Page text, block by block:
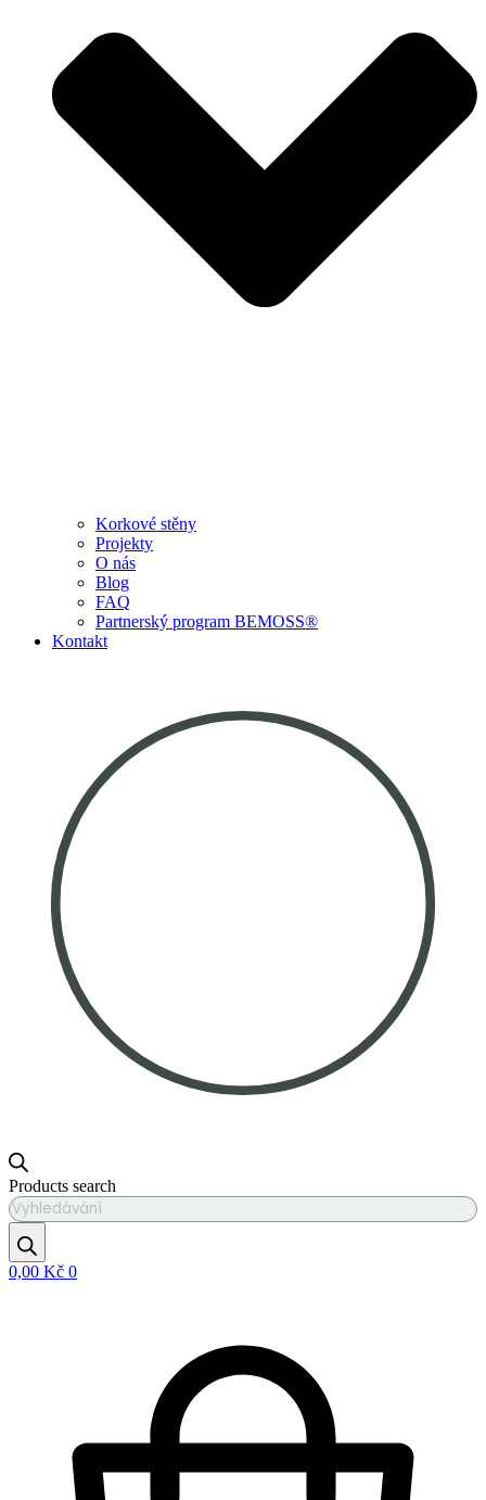
Korkové stěny
Projekty
O nás
Blog
FAQ
Partnerský program BEMOSS®
Kontakt
Products search
0,00 Kč 0